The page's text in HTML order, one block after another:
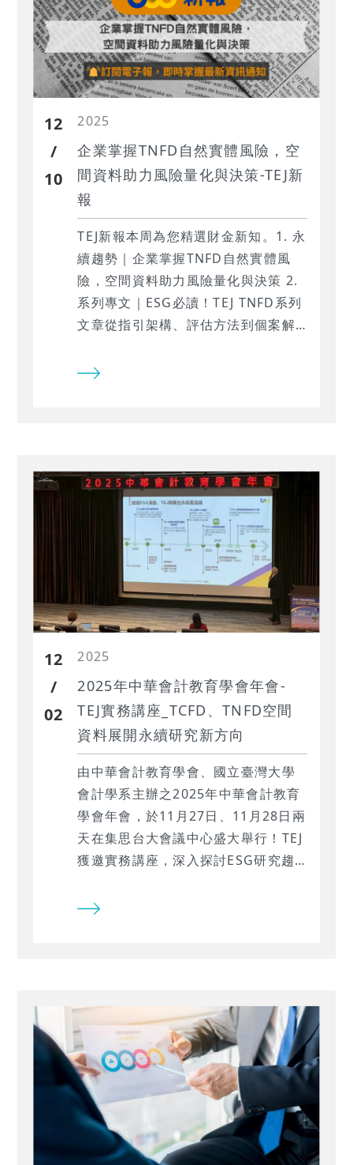
資料處理時間。
12
/
10
2025
企業掌握TNFD自然實體風險，空
間資料助力風險量化與決策-TEJ新
報
TEJ新報本周為您精選財金新知。1. ‍永
續趨勢｜企業掌握TNFD自然實體風
險，空間資料助力風險量化與決策 2.
系列專文｜ESG必讀！TEJ TNFD系列
文章從指引架構、評估方法到個案解
點、量化並揭露自然相關風險，是建
12
/
02
2025
2025年中華會計教育學會年會-
TEJ實務講座_TCFD、TNFD空間
資料展開永續研究新方向
由中華會計教育學會、國立臺灣大學
會計學系主辦之2025年中華會計教育
學會年會，於11月27日、11月28日兩
天在集思台大會議中心盛大舉行！TEJ
獲邀實務講座，深入探討ESG研究趨
料，以及該如何透過空間資料量化企